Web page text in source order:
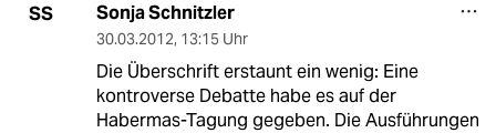
SS Sonja Schnitzler
30.03.2012, 13:15 Uhr
Die Überschrift erstaunt ein wenig: Eine
kontroverse Debatte habe es auf der
Habermas-Tagung gegeben. Die Ausführungen